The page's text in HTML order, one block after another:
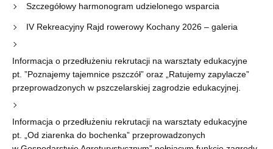
Szczegółowy harmonogram udzielonego wsparcia
IV Rekreacyjny Rajd rowerowy Kochany 2026 – galeria
Informacja o przedłużeniu rekrutacji na warsztaty edukacyjne
pt. ”Poznajemy tajemnice pszczół” oraz „Ratujemy zapylacze”
przeprowadzonych w pszczelarskiej zagrodzie edukacyjnej.
Informacja o przedłużeniu rekrutacji na warsztaty edukacyjne
pt. „Od ziarenka do bochenka” przeprowadzonych